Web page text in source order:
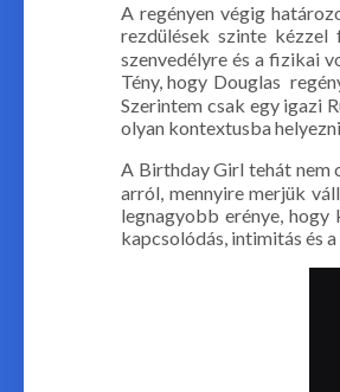
A regényen végig
rezdülések szinte
szenvedélyre és a fizikai
Tény, hogy Douglas
Szerintem csak egy igazi
olyan kontextusba
A Birthday Girl tehát nem
arról, mennyire merjük
legnagyobb erénye,
kapcsolódás, intimitás és